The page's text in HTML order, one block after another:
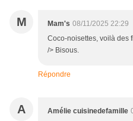
M Mam's 08/11/2025 22:29
Coco-noisettes, voilà des
/> Bisous.
Répondre
A Amélie cuisinedefamille